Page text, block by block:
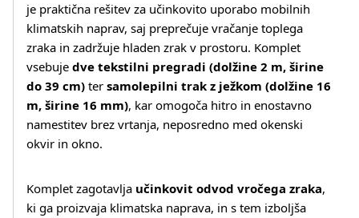
Več o izdelku
je praktična rešitev za učinkovito uporabo mobilnih
klimatskih naprav, saj preprečuje vračanje toplega
zraka in zadržuje hladen zrak v prostoru. Komplet
vsebuje dve tekstilni pregradi (dolžine 2 m, širine
do 39 cm) ter samolepilni trak z ježkom (dolžine 16
m, širine 16 mm), kar omogoča hitro in enostavno
namestitev brez vrtanja, neposredno med okenski
okvir in okno.
Komplet zagotavlja učinkovit odvod vročega zraka,
ki ga proizvaja klimatska naprava, in s tem izboljša